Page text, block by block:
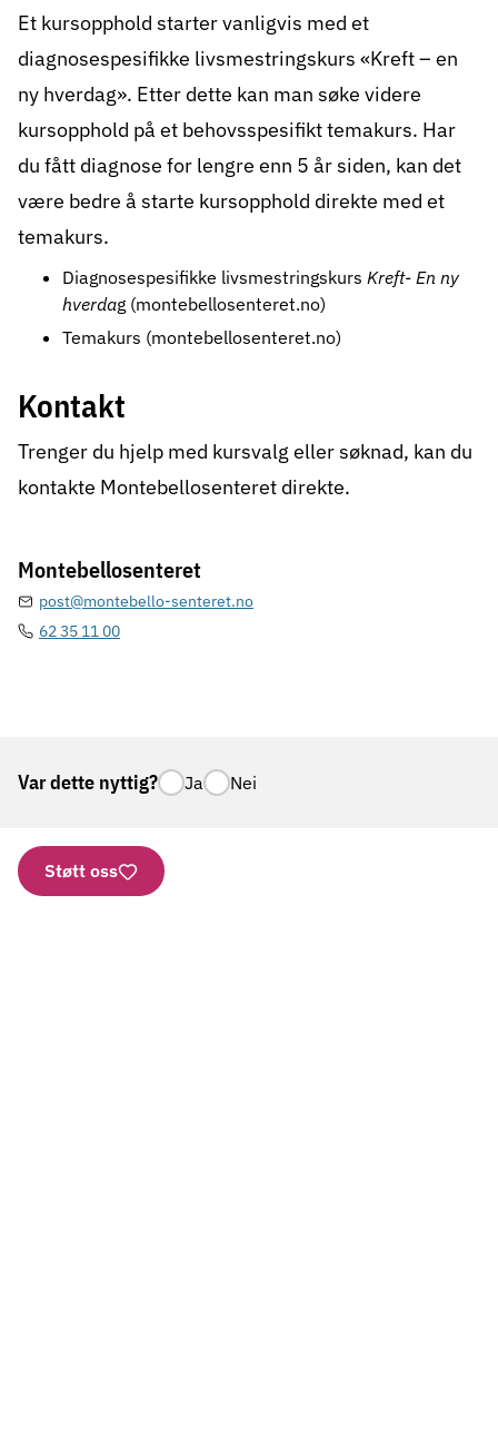
Et kursopphold starter vanligvis med et
diagnosespesifikke livsmestringskurs «Kreft – en
ny hverdag». Etter dette kan man søke videre
kursopphold på et behovsspesifikt temakurs. Har
du fått diagnose for lengre enn 5 år siden, kan det
være bedre å starte kursopphold direkte med et
temakurs.
Diagnosespesifikke livsmestringskurs Kreft- En ny
hverdag (montebellosenteret.no)
Temakurs (montebellosenteret.no)
Kontakt
Trenger du hjelp med kursvalg eller søknad, kan du
kontakte Montebellosenteret direkte.
Montebellosenteret
post@montebello-senteret.no
62 35 11 00
Var dette nyttig? Ja Nei
Støtt oss